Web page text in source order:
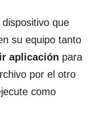
que
su equipo tanto
aplicación para
por el otro
como